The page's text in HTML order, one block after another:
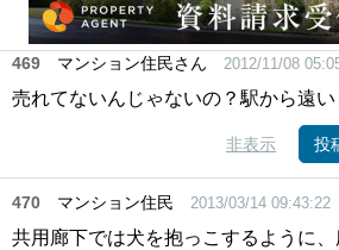
469 マンション住民さん 2012/11/08
売れてないんじゃないの？駅から遠い
非表示 投
470 マンション住民 2013/03/14 09:43:22
共用廊下では犬を抱っこするように